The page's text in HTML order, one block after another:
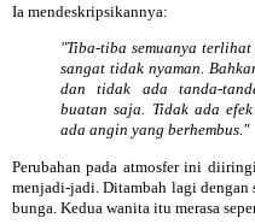
Ia mendeskripsikannya:
"Tiba-tiba semuanya
sangat tidak nyaman.
dan tidak ada tanda-
buatan saja. Tidak ada
ada angin yang berhembus."
Perubahan pada atmosfer ini
menjadi-jadi. Ditambah lagi dengan
bunga. Kedua wanita itu merasa